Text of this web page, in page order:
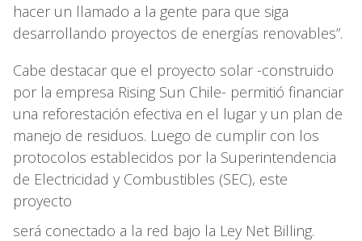
hacer un llamado a la gente para que siga
desarrollando proyectos de energías renovables”.
Cabe destacar que el proyecto solar -construido
por la empresa Rising Sun Chile- permitió financiar
una reforestación efectiva en el lugar y un plan de
manejo de residuos. Luego de cumplir con los
protocolos establecidos por la Superintendencia
de Electricidad y Combustibles (SEC), este
proyecto
será conectado a la red bajo la Ley Net Billing.